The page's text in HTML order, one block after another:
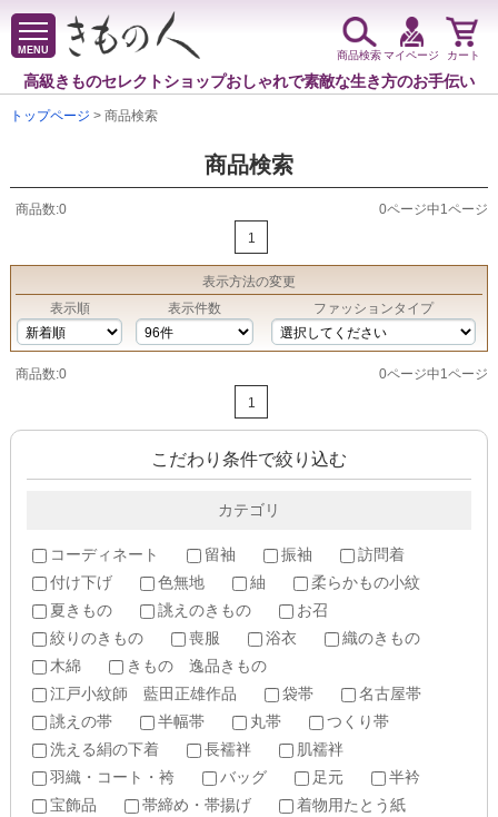
MENU
高級きものセレクトショップおしゃれで素敵な生き方のお手伝い
商品検索マイページ カート
トップページ > 商品検索
商品検索
商品数:0
0ページ中1ページ
1
表示方法の変更
表示順
表示件数 ファッションタイプ
商品数:0
0ページ中1ページ
1
こだわり条件で絞り込む
カテゴリ
コーディネート 留袖 振袖
訪問着
付け下げ
色無地 紬
柔らかもの小紋
夏きもの
誂えのきもの
お召
絞りのきもの
喪服 浴衣
織のきもの
木綿
きもの 逸品きもの
江戸小紋師 藍田正雄作品
袋帯
名古屋帯
誂えの帯
半幅帯 丸帯
つくり帯
洗える絹の下着
長襦袢
肌襦袢
羽織・コート・袴
バッグ 足元
半衿
宝飾品
帯締め・帯揚げ
着物用たとう紙